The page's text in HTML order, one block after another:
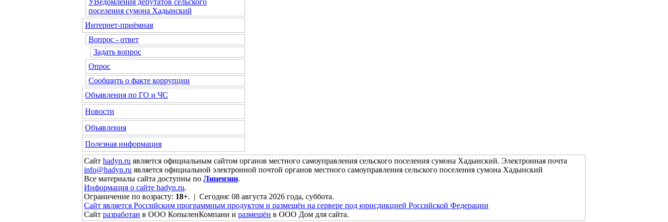
УВедомления депутатов сельского
поселения сумона Хадынский
Интернет-приёмная
Вопрос - ответ
Задать вопрос
Опрос
Сообщить о факте коррупции
Объявления по ГО и ЧС
Новости
Объявления
Полезная информация
Сайт hadyn.ru является официальным сайтом органов местного самоуправления сельского поселения сумона Хадынский. Электронная почта
info@hadyn.ru является официальной электронной почтой органов местного самоуправления сельского поселения сумона Хадынский
Все материалы сайта доступны по Лицензии.
Информация о сайте hadyn.ru.
Ограничение по возрасту: 18+. | Сегодня: 08 августа 2026 года, суббота.
Сайт является Российским программным продуктом и размещён на сервере под юрисдикцией Российской Федерации
Сайт разработан в ООО КопыленКомпани и размещён в ООО Дом для сайта.